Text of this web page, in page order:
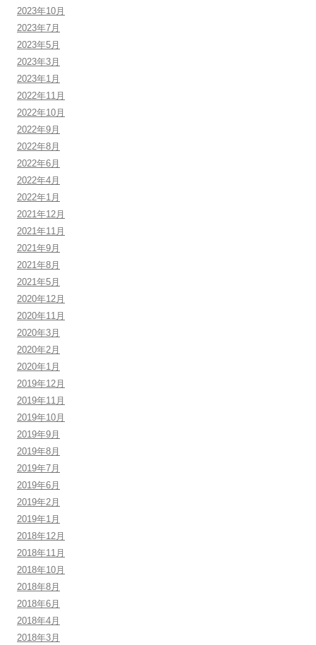
2023年10月
2023年7月
2023年5月
2023年3月
2023年1月
2022年11月
2022年10月
2022年9月
2022年8月
2022年6月
2022年4月
2022年1月
2021年12月
2021年11月
2021年9月
2021年8月
2021年5月
2020年12月
2020年11月
2020年3月
2020年2月
2020年1月
2019年12月
2019年11月
2019年10月
2019年9月
2019年8月
2019年7月
2019年6月
2019年2月
2019年1月
2018年12月
2018年11月
2018年10月
2018年8月
2018年6月
2018年4月
2018年3月